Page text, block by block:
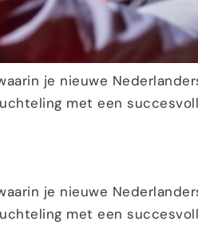
je nieuwe
met een
je nieuwe
met een